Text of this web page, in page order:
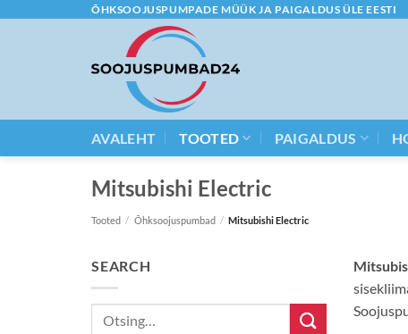
ÕHKSOOJUSPUMPADE MÜÜK JA PAIGALDUS ÜLE EESTI
AVALEHT TOOTED PAIGALDUS
Mitsubishi Electric
Tooted / Õhksoojuspumbad / Mitsubishi Electric
SEARCH
Otsi: